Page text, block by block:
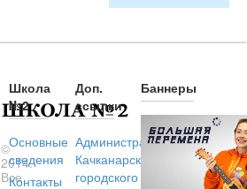
©
2014.
Все
Школа
№2
Основные
сведения
Контакты
Доп.
ссылки
Администрация
Качканарского
городского
Баннеры